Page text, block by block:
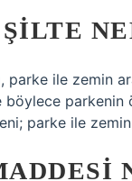
parke ile zemin
parkenin
parke ile zemin